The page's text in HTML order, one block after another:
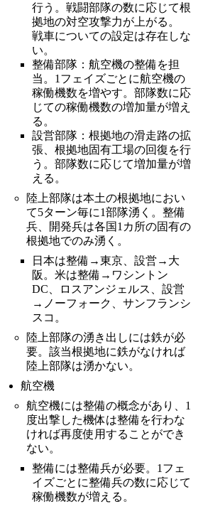
行う。戦闘部隊の数に応じて根
拠地の対空攻撃力が上がる。
戦車についての設定は存在しな
い。
整備部隊：航空機の整備を担
当。1フェイズごとに航空機の
稼働機数を増やす。部隊数に応
じての稼働機数の増加量が増え
る。
設営部隊：根拠地の滑走路の拡
張、根拠地固有工場の回復を行
う。部隊数に応じて増加量が増
える。
陸上部隊は本土の根拠地におい
て5ターン毎に1部隊湧く。整備
兵、開発兵は各国1カ所の固有の
根拠地でのみ湧く。
日本は整備→東京、設営→大
阪。米は整備→ワシントン
DC、ロスアンジェルス、設営
→ノーフォーク、サンフランシ
スコ。
陸上部隊の湧き出しには鉄が必
要。該当根拠地に鉄がなければ
陸上部隊は湧かない。
航空機
航空機には整備の概念があり、1
度出撃した機体は整備を行わな
ければ再度使用することができ
ない。
整備には整備兵が必要。1フェ
イズごとに整備兵の数に応じて
稼働機数が増える。